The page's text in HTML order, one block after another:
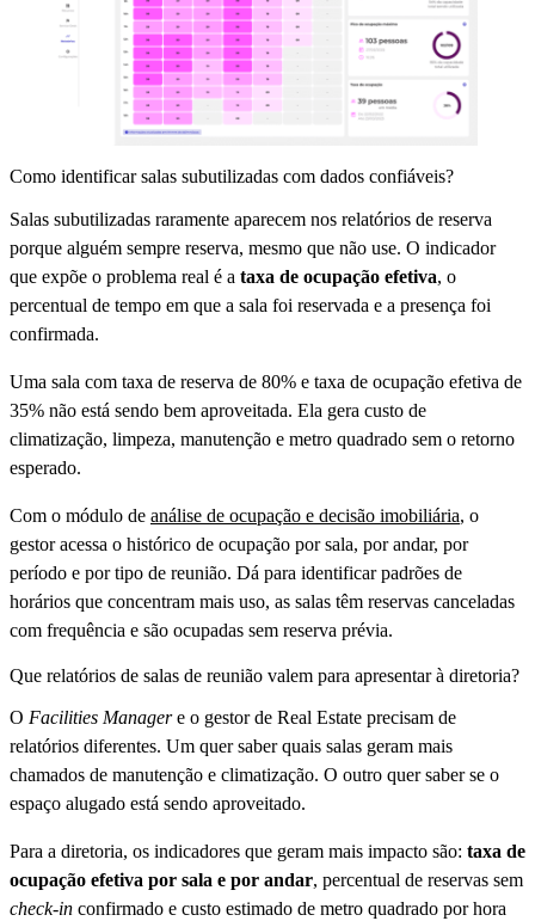
Como identificar salas subutilizadas com dados confiáveis?
Salas subutilizadas raramente aparecem nos relatórios de reserva
porque alguém sempre reserva, mesmo que não use. O indicador
que expõe o problema real é a taxa de ocupação efetiva, o
percentual de tempo em que a sala foi reservada e a presença foi
confirmada.
Uma sala com taxa de reserva de 80% e taxa de ocupação efetiva de
35% não está sendo bem aproveitada. Ela gera custo de
climatização, limpeza, manutenção e metro quadrado sem o retorno
esperado.
Com o módulo de análise de ocupação e decisão imobiliária, o
gestor acessa o histórico de ocupação por sala, por andar, por
período e por tipo de reunião. Dá para identificar padrões de
horários que concentram mais uso, as salas têm reservas canceladas
com frequência e são ocupadas sem reserva prévia.
Que relatórios de salas de reunião valem para apresentar à diretoria?
O Facilities Managere o gestor de Real Estate precisam de
relatórios diferentes. Um quer saber quais salas geram mais
chamados de manutenção e climatização. O outro quer saber se o
espaço alugado está sendo aproveitado.
Para a diretoria, os indicadores que geram mais impacto são: taxa de
ocupação efetiva por sala e por andar, percentual de reservas sem
check-in confirmado e custo estimado de metro quadrado por hora